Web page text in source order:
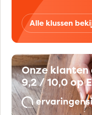
Alle klussen
Onze klanten
9,2 / 10,0 op